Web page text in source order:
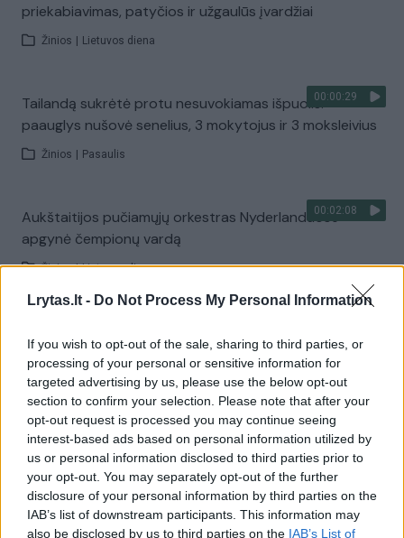
Lrytas.lt - Do Not Process My Personal Information
If you wish to opt-out of the sale, sharing to third parties, or
processing of your personal or sensitive information for
targeted advertising by us, please use the below opt-out
section to confirm your selection. Please note that after your
opt-out request is processed you may continue seeing
interest-based ads based on personal information utilized by
us or personal information disclosed to third parties prior to
your opt-out. You may separately opt-out of the further
disclosure of your personal information by third parties on the
IAB’s list of downstream participants. This information may
also be disclosed by us to third parties on the IAB’s List of
priekabiavimas, patyčios ir užgaulūs įvardžiai
Žinios Lietuvos diena
00:00:29
Tailandą sukrėtė protu nesuvokiamas išpuolis:
paauglys nušovė senelius, 3 mokytojus ir 3 moksleivius
Žinios Pasaulis
00:02:08
Aukštaitijos pučiamųjų orkestras Nyderlanduose
apgynė čempionų vardą
Žinios | Lietuvos diena
Žiūrimiausi įrašai
00:00:30
Vaizdai iš tragiškos avarijos Vilniaus r.: dviejų moterų ir
vaiko gyvybių išgelbėti nepavyko
Žinios | Lietuvos diena